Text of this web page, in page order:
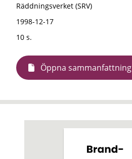
Räddningsverket (SRV)
1998-12-17
10 s.
Öppna sammanfattning